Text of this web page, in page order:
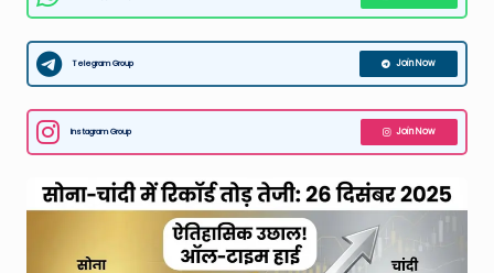
L
a
t
e
st
World
Telegram Group Join Now
Instagram Group Join Now